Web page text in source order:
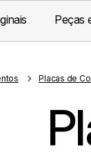
Peças
Placas de